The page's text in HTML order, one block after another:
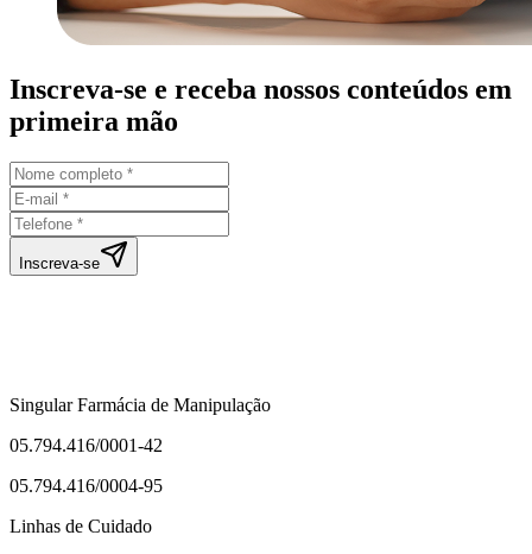
Inscreva-se e receba nossos conteúdos em
primeira mão
Inscreva-se
Singular Farmácia de Manipulação
05.794.416/0001-42
05.794.416/0004-95
Linhas de Cuidado